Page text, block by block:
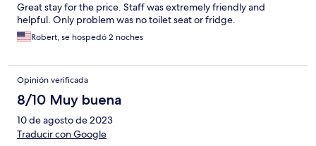
Great stay for the price. Staff was extremely friendly and
helpful. Only problem was no toilet seat or fridge.
Robert, se hospedó 2 noches
Opinión verificada
8/10 Muy buena
10 de agosto de 2023
Traducir con Google